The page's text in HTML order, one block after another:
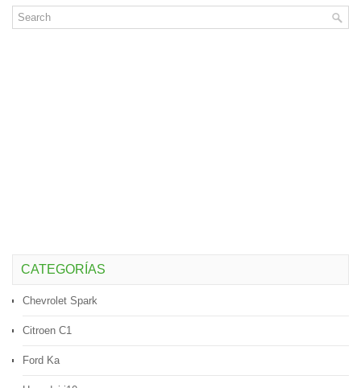
CATEGORÍAS
Chevrolet Spark
Citroen C1
Ford Ka